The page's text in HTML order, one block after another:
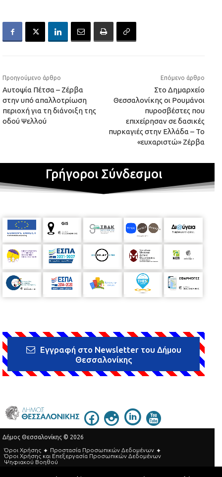
Προηγούμενο άρθρο
Αυτοψία Πέτσα – Ζέρβα
στην υπό απαλλοτρίωση
περιοχή για τη διάνοιξη της
οδού Ψελλού
Επόμενο άρθρο
Στο Δημαρχείο
Θεσσαλονίκης οι Ρουμάνοι
πυροσβέστες που
επιχείρησαν σε δασικές
πυρκαγιές στην Ελλάδα – Το
«ευχαριστώ» Ζέρβα
Γρήγοροι Σύνδεσμοι
Εγγραφή στο Newsletter του Δήμου
Θεσσαλονίκης
Δήμος Θεσσαλονίκης © 2026
Όροι Χρήσης
Προστασία Προσωπικών Δεδομένων
Όροι Xρήσης και Eπεξεργασία Προσωπικών Δεδομένων
Ψηφιακού Βοηθού
Τηλεφωνικός Κατάλογος